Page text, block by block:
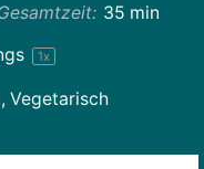
35 min
1x
Vegetarisch